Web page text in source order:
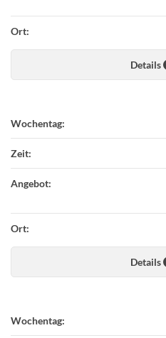
Ort:
Details
Wochentag:
Zeit:
Angebot:
Ort:
Details
Wochentag: